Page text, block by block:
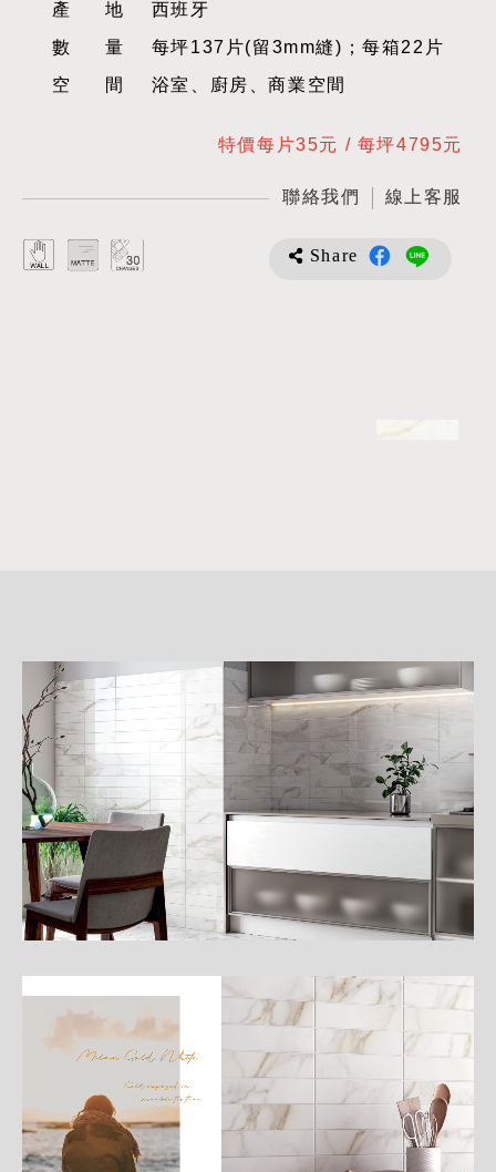
產地西班牙
數量每坪137片(留3mm縫)；每箱22片
空間浴室、廚房、商業空間
特價每片35元 / 每坪4795元
聯絡我們 線上客服
Share
介
紹